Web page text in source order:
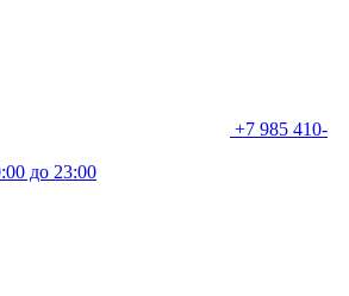
+7 985 410-
до 23:00